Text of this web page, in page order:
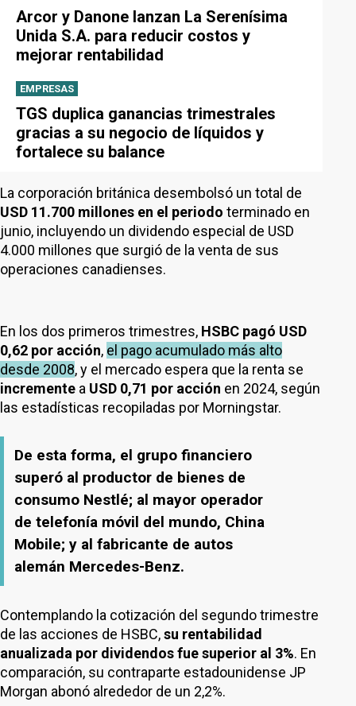
Arcor y Danone lanzan La Serenísima
Unida S.A. para reducir costos y
mejorar rentabilidad
EMPRESAS
TGS duplica ganancias trimestrales
gracias a su negocio de líquidos y
fortalece su balance
La corporación británica desembolsó un total de
USD 11.700 millones en el periodo terminado en
junio, incluyendo un dividendo especial de USD
4.000 millones que surgió de la venta de sus
operaciones canadienses.
En los dos primeros trimestres, HSBC pagó USD
0,62 por acción, el pago acumulado más alto
desde 2008, y el mercado espera que la renta se
incremente a USD 0,71 por acción en 2024, según
las estadísticas recopiladas por Morningstar.
De esta forma, el grupo financiero
superó al productor de bienes de
consumo Nestlé; al mayor operador
de telefonía móvil del mundo, China
Mobile; y al fabricante de autos
alemán Mercedes-Benz.
Contemplando la cotización del segundo trimestre
de las acciones de HSBC,su rentabilidad
anualizada por dividendos fue superior al 3%. En
comparación, su contraparte estadounidense JP
Morgan abonó alrededor de un 2,2%.